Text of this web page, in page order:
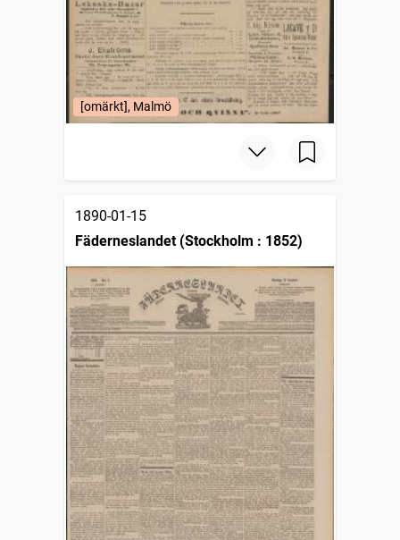
[omärkt], Malmö
1890-01-15
Fäderneslandet (Stockholm : 1852)